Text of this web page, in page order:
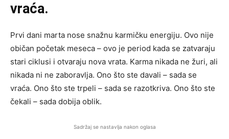
vraća.
Prvi dani marta nose snažnu karmičku energiju. Ovo nije
običan početak meseca – ovo je period kada se zatvaraju
stari ciklusi i otvaraju nova vrata. Karma nikada ne žuri, ali
nikada ni ne zaboravlja. Ono što ste davali – sada se
vraća. Ono što ste trpeli – sada se razotkriva. Ono što ste
čekali – sada dobija oblik.
Sadržaj se nastavlja nakon oglasa